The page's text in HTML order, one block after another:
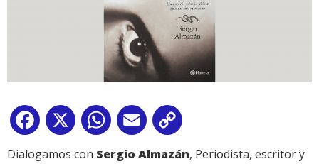
Facebook
X WhatsApp
Email
Link
Dialogamos con Sergio Almazán, Periodista, escritor y